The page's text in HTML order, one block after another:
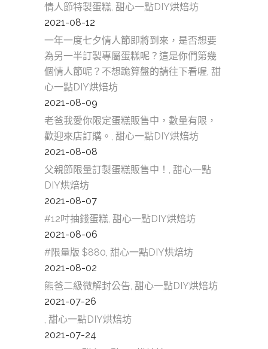
情人節特製蛋糕, 甜心一點DIY烘焙坊
2021-08-12
一年一度七夕情人節即將到來，是否想要
為另一半訂製專屬蛋糕呢？這是你們第幾
個情人節呢？不想跪算盤的請往下看喔, 甜
心一點DIY烘焙坊
2021-08-09
老爸我愛你限定蛋糕販售中，數量有限，
歡迎來店訂購。, 甜心一點DIY烘焙坊
2021-08-08
父親節限量訂製蛋糕販售中！, 甜心一點
DIY烘焙坊
2021-08-07
#12吋抽錢蛋糕, 甜心一點DIY烘焙坊
2021-08-06
#限量版 $880, 甜心一點DIY烘焙坊
2021-08-02
熊爸二級微解封公告, 甜心一點DIY烘焙坊
2021-07-26
, 甜心一點DIY烘焙坊
2021-07-24